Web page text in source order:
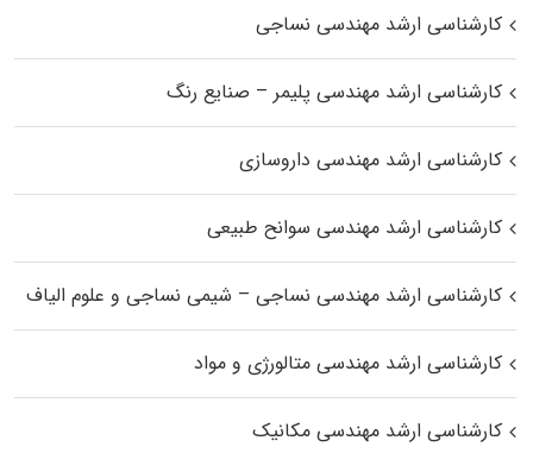
کارشناسی ارشد مهندسی نساجی
کارشناسی ارشد مهندسی پلیمر – صنایع رنگ
کارشناسی ارشد مهندسی داروسازی
کارشناسی ارشد مهندسی سوانح طبیعی
کارشناسی ارشد مهندسی نساجی – شیمی نساجی و علوم الیاف
کارشناسی ارشد مهندسی متالورژی و مواد
کارشناسی ارشد مهندسی مکانیک